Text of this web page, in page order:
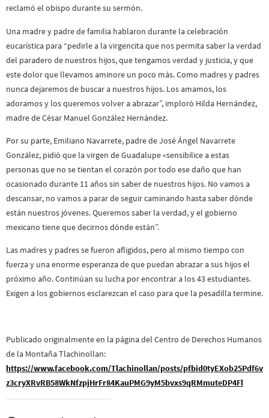
reclamó el obispo durante su sermón.
Una madre y padre de familia hablaron durante la celebración
eucarística para “pedirle a la virgencita que nos permita saber la verdad
del paradero de nuestros hijos, que tengamos verdad y justicia, y que
este dolor que llevamos aminore un poco más. Como madres y padres
nunca dejaremos de buscar a nuestros hijos. Los amamos, los
adoramos y los queremos volver a abrazar”, imploró Hilda Hernández,
madre de César Manuel González Hernández.
Por su parte, Emiliano Navarrete, padre de José Ángel Navarrete
González, pidió que la virgen de Guadalupe «sensibilice a estas
personas que no se tientan el corazón por todo ese daño que han
ocasionado durante 11 años sin saber de nuestros hijos. No vamos a
descansar, no vamos a parar de seguir caminando hasta saber dónde
están nuestros jóvenes. Queremos saber la verdad, y el gobierno
mexicano tiene que decirnos dónde están”.
Las madres y padres se fueron afligidos, pero al mismo tiempo con
fuerza y una enorme esperanza de que puedan abrazar a sus hijos el
próximo año. Continúan su lucha por encontrar a los 43 estudiantes.
Exigen a los gobiernos esclarezcan el caso para que la pesadilla termine.
Publicado originalmente en la página del Centro de Derechos Humanos
de la Montaña Tlachinollan:
https://www.facebook.com/Tlachinollan/posts/pfbid0tyEXob25Pdf6v
z3cryXRvRB58WkNfzpjHrFr84KauPMG9yM5bvxs9qRMmuteDP4Fl